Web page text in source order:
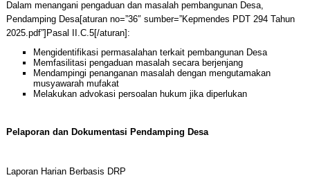
Dalam menangani pengaduan dan masalah pembangunan Desa,
Pendamping Desa[aturan no=”36″ sumber=”Kepmendes PDT 294 Tahun
2025.pdf”]Pasal II.C.5[/aturan]:
Mengidentifikasi permasalahan terkait pembangunan Desa
Memfasilitasi pengaduan masalah secara berjenjang
Mendampingi penanganan masalah dengan mengutamakan
musyawarah mufakat
Melakukan advokasi persoalan hukum jika diperlukan
Pelaporan dan Dokumentasi Pendamping Desa
Laporan Harian Berbasis DRP